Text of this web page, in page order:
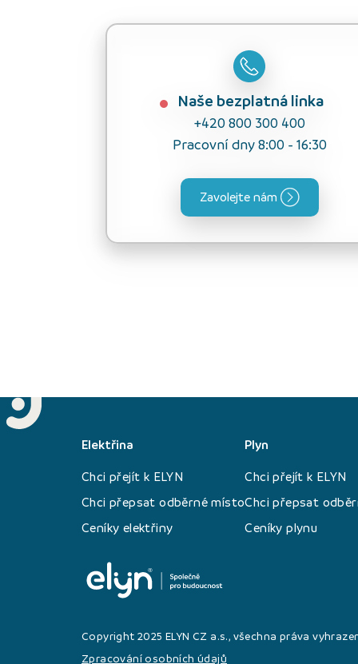
Naše bezplatná linka
+420 800 300 400
Pracovní dny 8:00 - 16:30
Zavolejte nám
Elektřina
Chci přejít k ELYN
Chci přepsat odběrné místo
Ceníky elektřiny
Plyn
Chci přejít k ELYN
Chci přepsat
Ceníky plynu
Copyright 2025 ELYN CZ a.s., všechna práva
Zpracování osobních údajů